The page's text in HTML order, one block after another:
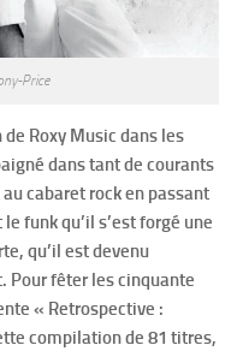
Price
Roxy Music dans les
dans tant de courants
cabaret rock en passant
funk qu’il s’est forgé une
qu’il est devenu
Pour fêter les cinquante
« Retrospective :
compilation de 81 titres,